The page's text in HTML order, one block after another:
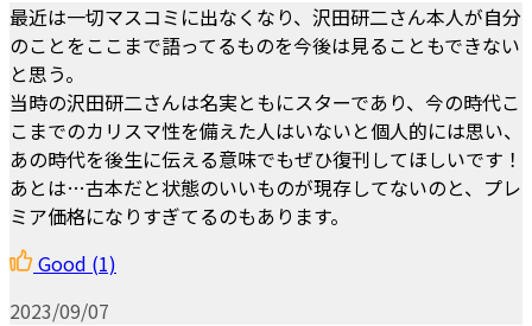
最近は一切マスコミに出なくなり、沢田研二さん本人が自分
のことをここまで語ってるものを今後は見ることもできない
と思う。
当時の沢田研二さんは名実ともにスターであり、今の時代こ
こまでのカリスマ性を備えた人はいないと個人的には思い、
あの時代を後生に伝える意味でもぜひ復刊してほしいです！
あとは…古本だと状態のいいものが現存してないのと、プレ
ミア価格になりすぎてるのもあります。
Good (1)
2023/09/07